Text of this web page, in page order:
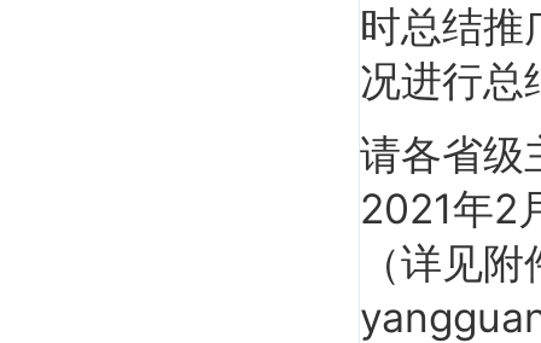
时总结推
况进行总
请各省级
2021年2
（详见